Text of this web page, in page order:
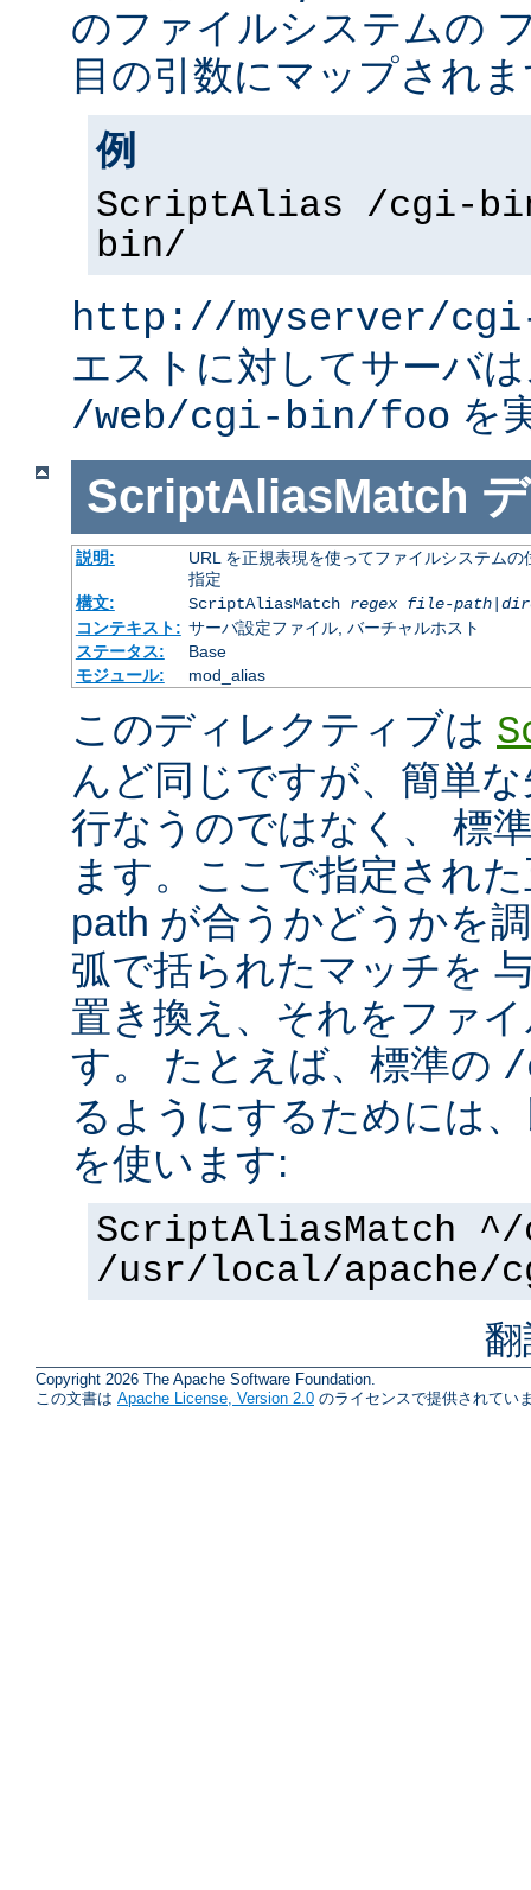
のファイルシステムの
目の引数にマップされ
例
ScriptAlias /cgi-
bin/
http://myserver/
エストに対してサーバ
/web/cgi-bin/foo を
ScriptAliasMatch
説明:
URL を正規表現を使ってファイルシステム
指定
構文:
ScriptAliasMatch regex file-path|
コンテキスト: サーバ設定ファイル, バーチャルホスト
ステータス:
Base
モジュール:
mod_alias
このディレクティブは
んど同じですが、簡単
行なうのではなく、 標
ます。ここで指定され
path が合うかどうかを
弧で括られたマッチを
置き換え、それをファ
す。 たとえば、標準の /
るようにするためには
を使います:
ScriptAliasMatch
/usr/local/apache/
Copyright 2026 The Apache Software Foundation.
この文書は Apache License, Version 2.0 のライセンスで提供されてい